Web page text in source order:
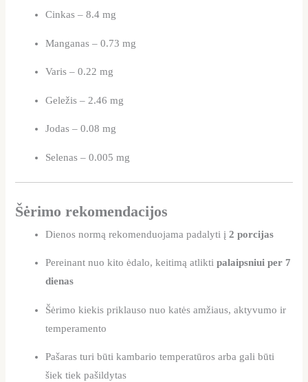
Cinkas – 8.4 mg
Manganas – 0.73 mg
Varis – 0.22 mg
Geležis – 2.46 mg
Jodas – 0.08 mg
Selenas – 0.005 mg
Šėrimo rekomendacijos
Dienos normą rekomenduojama padalyti į2 porcijas
Pereinant nuo kito ėdalo, keitimą atliktipalaipsniui per 7
dienas
Šėrimo kiekis priklauso nuo katės amžiaus, aktyvumo ir
temperamento
Pašaras turi būti kambario temperatūros arba gali būti
šiek tiek pašildytas